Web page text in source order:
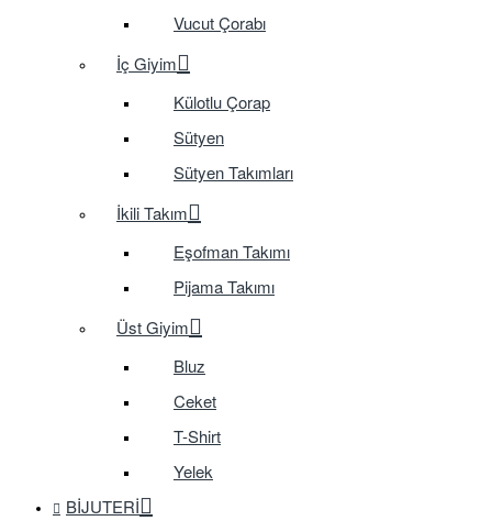
Vucut Çorabı
İç Giyim
Külotlu Çorap
Sütyen
Sütyen Takımları
İkili Takım
Eşofman Takımı
Pijama Takımı
Üst Giyim
Bluz
Ceket
T-Shirt
Yelek
BIJUTERI